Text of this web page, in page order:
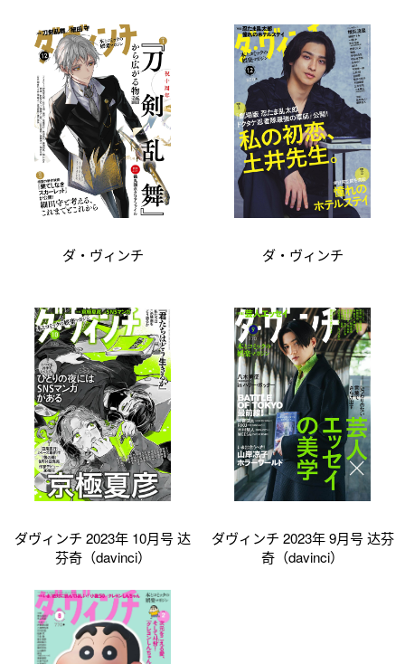
ダ・ヴィンチ ダ・ヴィンチ
ダヴィンチ 2023年 10月号 达
芬奇（davinci）
ダヴィンチ 2023年 9月号 达芬
奇（davinci）